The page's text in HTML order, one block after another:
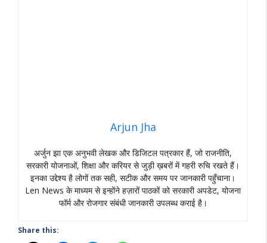
Arjun Jha
अर्जुन झा एक अनुभवी लेखक और डिजिटल पत्रकार हैं, जो राजनीति,
सरकारी योजनाओं, शिक्षा और करियर से जुड़ी ख़बरों में गहरी रुचि रखते हैं।
इनका उद्देश्य है लोगों तक सही, सटीक और समय पर जानकारी पहुँचाना।
Len News के माध्यम से इन्होंने हज़ारों पाठकों को सरकारी अपडेट, योजना
फॉर्म और रोजगार संबंधी जानकारी उपलब्ध कराई है।
Share this: